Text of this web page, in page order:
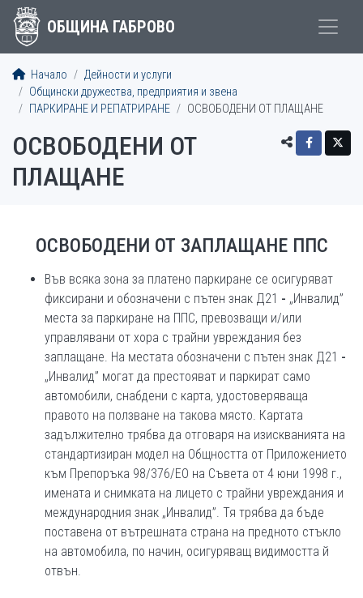
ОБЩИНА ГАБРОВО
Начало
Дейности и услуги
Общински дружества, предприятия и звена
ПАРКИРАНЕ И РЕПАТРИРАНЕ
ОСВОБОДЕНИ ОТ ПЛАЩАНЕ
ОСВОБОДЕНИ ОТ
ПЛАЩАНЕ
ОСВОБОДЕНИ ОТ ЗАПЛАЩАНЕ ППС
Във всяка зона за платено паркиране се осигуряват
фиксирани и обозначени с пътен знак Д21 - „Инвалид”
места за паркиране на ППС, превозващи и/или
управлявани от хора с трайни увреждания без
заплащане. На местата обозначени с пътен знак Д21 -
„Инвалид” могат да престояват и паркират само
автомобили, снабдени с карта, удостоверяваща
правото на ползване на такова място. Картата
задължително трябва да отговаря на изискванията на
стандартизиран модел на Общността от Приложението
към Препоръка 98/376/ЕО на Съвета от 4 юни 1998 г.,
имената и снимката на лицето с трайни увреждания и
международния знак „Инвалид”. Тя трябва да бъде
поставена от вътрешната страна на предното стъкло
на автомобила, по начин, осигуряващ видимостта й
отвън.